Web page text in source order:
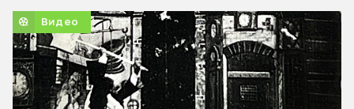
Видео